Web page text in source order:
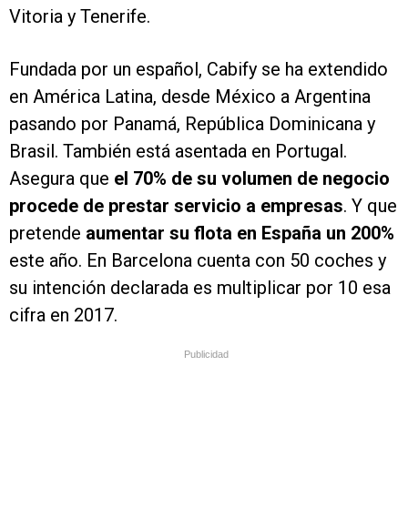
Vitoria y Tenerife.
Fundada por un español, Cabify se ha extendido
en América Latina, desde México a Argentina
pasando por Panamá, República Dominicana y
Brasil. También está asentada en Portugal.
Asegura que el 70% de su volumen de negocio
procede de prestar servicio a empresas. Y que
pretende aumentar su flota en España un 200%
este año. En Barcelona cuenta con 50 coches y
su intención declarada es multiplicar por 10 esa
cifra en 2017.
Publicidad